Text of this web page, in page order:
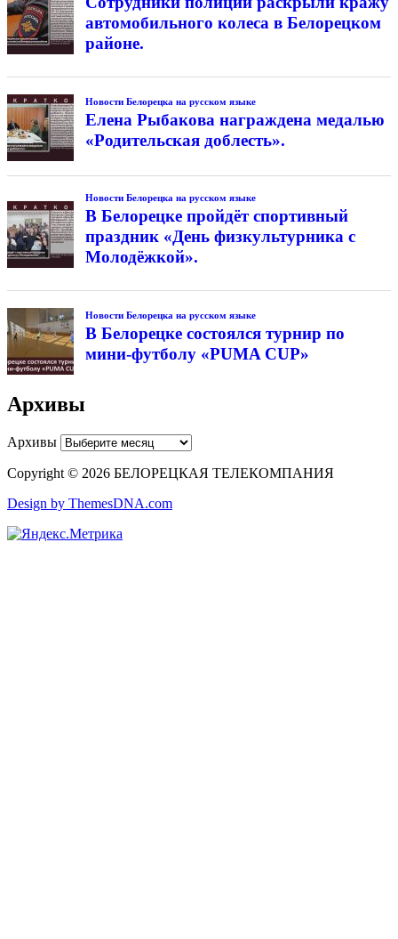
автомобильного колеса в Белорецком
районе.
Новости Белорецка на русском языке
Елена Рыбакова награждена медалью
«Родительская доблесть».
Новости Белорецка на русском языке
В Белорецке пройдёт спортивный
праздник «День физкультурника с
Молодёжкой».
Новости Белорецка на русском языке
В Белорецке состоялся турнир по
мини-футболу «PUMA CUP»
Архивы
Архивы
Copyright © 2026 БЕЛОРЕЦКАЯ ТЕЛЕКОМПАНИЯ
Design by ThemesDNA.com